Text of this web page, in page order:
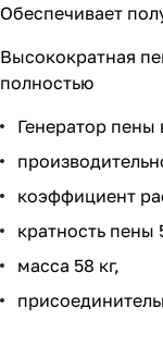
Обеспечивает
Высокократная
полностью
Генератор
коэффициент
кратность пены
масса 58 кг,